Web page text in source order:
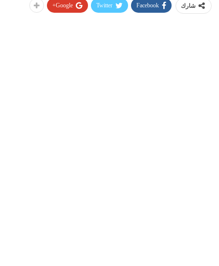
شارك Facebook
Twitter
Google+